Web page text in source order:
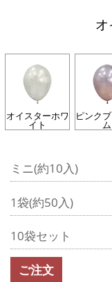
オ
オイスターホワ
イト
ピンク
ム
ミニ(約10入)
1袋(約50入)
10袋セット
ご注文